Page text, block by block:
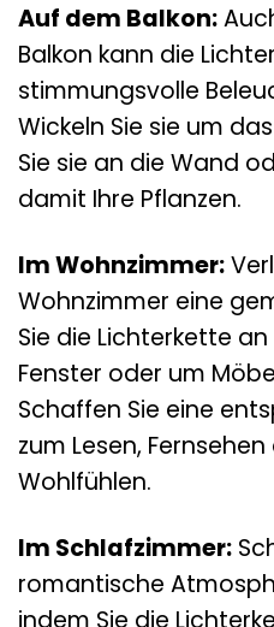
Auf dem Balkon:
Balkon kann die
stimmungsvolle
Wickeln Sie sie um
Sie sie an die Wand
damit Ihre Pflanzen.
Im Wohnzimmer:
Wohnzimmer eine
Sie die Lichterkette
Fenster oder um
Schaffen Sie eine
zum Lesen,
Wohlfühlen.
Im Schlafzimmer:
romantische
indem Sie die